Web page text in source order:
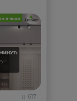
617